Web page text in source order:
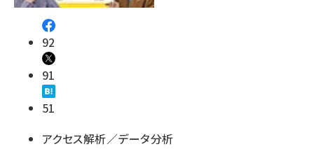
92
91
51
アクセス解析／データ分析